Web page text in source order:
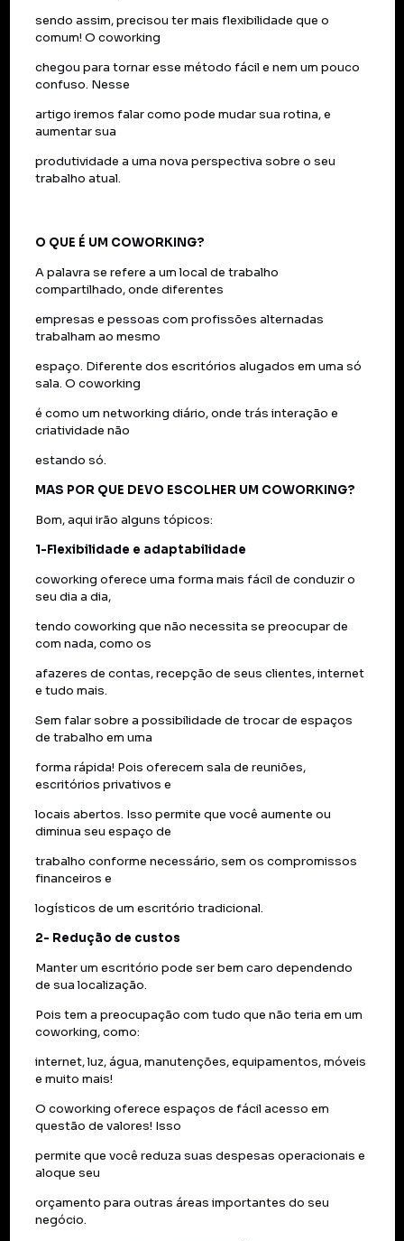
sendo assim, precisou ter mais flexibilidade que o
comum! O coworking
chegou para tornar esse método fácil e nem um pouco
confuso. Nesse
artigo iremos falar como pode mudar sua rotina, e
aumentar sua
produtividade a uma nova perspectiva sobre o seu
trabalho atual.
O QUE É UM COWORKING?
A palavra se refere a um local de trabalho
compartilhado, onde diferentes
empresas e pessoas com profissões alternadas
trabalham ao mesmo
espaço. Diferente dos escritórios alugados em uma só
sala. O coworking
é como um networking diário, onde trás interação e
criatividade não
estando só.
MAS POR QUE DEVO ESCOLHER UM COWORKING?
Bom, aqui irão alguns tópicos:
1-Flexibilidade e adaptabilidade
coworking oferece uma forma mais fácil de conduzir o
seu dia a dia,
tendo coworking que não necessita se preocupar de
com nada, como os
afazeres de contas, recepção de seus clientes, internet
e tudo mais.
Sem falar sobre a possibilidade de trocar de espaços
de trabalho em uma
forma rápida! Pois oferecem sala de reuniões,
escritórios privativos e
locais abertos. Isso permite que você aumente ou
diminua seu espaço de
trabalho conforme necessário, sem os compromissos
financeiros e
logísticos de um escritório tradicional.
2- Redução de custos
Manter um escritório pode ser bem caro dependendo
de sua localização.
Pois tem a preocupação com tudo que não teria em um
coworking, como:
internet, luz, água, manutenções, equipamentos, móveis
e muito mais!
O coworking oferece espaços de fácil acesso em
questão de valores! Isso
permite que você reduza suas despesas operacionais e
aloque seu
orçamento para outras áreas importantes do seu
negócio.